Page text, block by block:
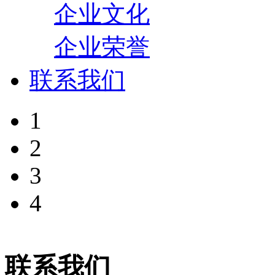
企业文化
企业荣誉
联系我们
1
2
3
4
联系我们